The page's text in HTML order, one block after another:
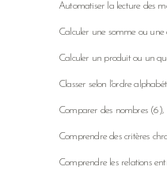
Automatiser la lecture des
Calculer une somme ou une
Calculer un produit ou un
Classer selon l'ordre
Comparer des nombres (6)
Comprendre des critères
Comprendre les relations